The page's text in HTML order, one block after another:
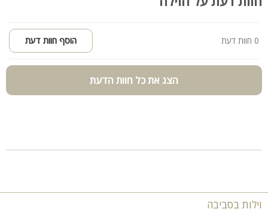
0 חוות דעת הוסף חוות דעת
הצג את כל חוות הדעת
וילות בסביבה